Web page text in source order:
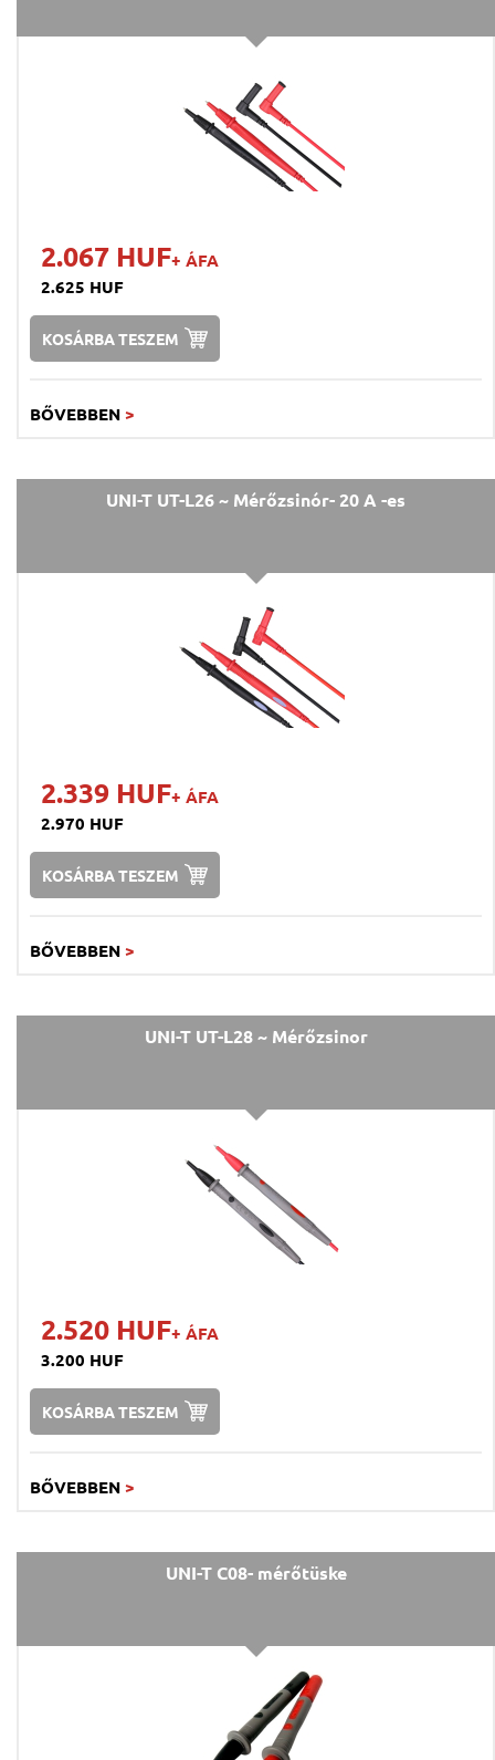
2.067 HUF+ ÁFA
2.625 HUF
KOSÁRBA TESZEM
BŐVEBBEN >
UNI-T UT-L26 ~ Mérőzsinór- 20 A -es
2.339 HUF+ ÁFA
2.970 HUF
KOSÁRBA TESZEM
BŐVEBBEN >
UNI-T UT-L28 ~ Mérőzsinor
2.520 HUF+ ÁFA
3.200 HUF
KOSÁRBA TESZEM
BŐVEBBEN >
UNI-T C08- mérőtüske